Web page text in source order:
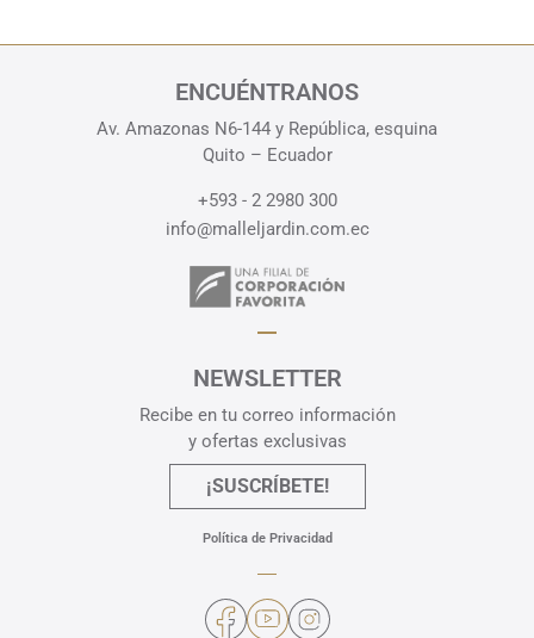
ENCUÉNTRANOS
Av. Amazonas N6-144 y República, esquina
Quito – Ecuador
+593 - 2 2980 300
info@malleljardin.com.ec
NEWSLETTER
Recibe en tu correo información
y ofertas exclusivas
¡SUSCRÍBETE!
Política de Privacidad